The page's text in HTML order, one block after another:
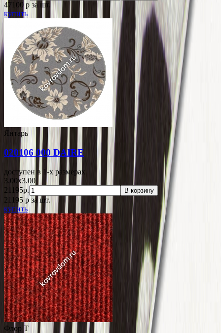
47100 p за шт.
купить
Янтарь
020106 000 DAIRE
доступен в 1-x размерах
3.00x3.00
21195р.
В корзину
21195 p за шт.
купить
Флор Т